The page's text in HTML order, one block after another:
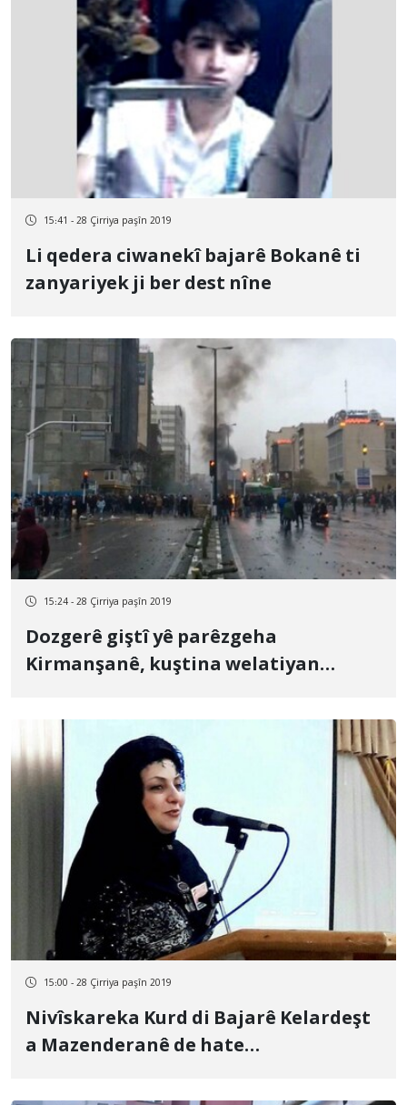
15:41 - 28 Çirriya paşîn 2019
Li qedera ciwanekî bajarê Bokanê ti
zanyariyek ji ber dest nîne
15:24 - 28 Çirriya paşîn 2019
Dozgerê giştî yê parêzgeha
Kirmanşanê, kuştina welatiyan
15:00 - 28 Çirriya paşîn 2019
Nivîskareka Kurd di Bajarê Kelardeşt
a Mazenderanê de hate